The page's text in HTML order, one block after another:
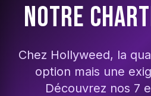
NOTRE
Chez Hollyweed, la
option mais une
Découvrez nos 7